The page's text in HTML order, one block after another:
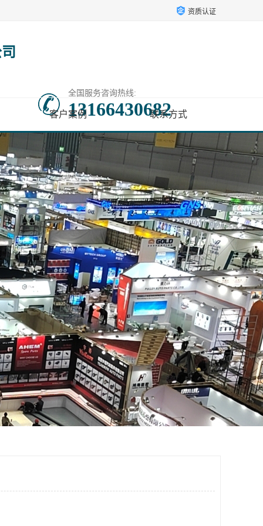
资质认证
全国服务咨询热线:
13166430682
客户案例 联系方式